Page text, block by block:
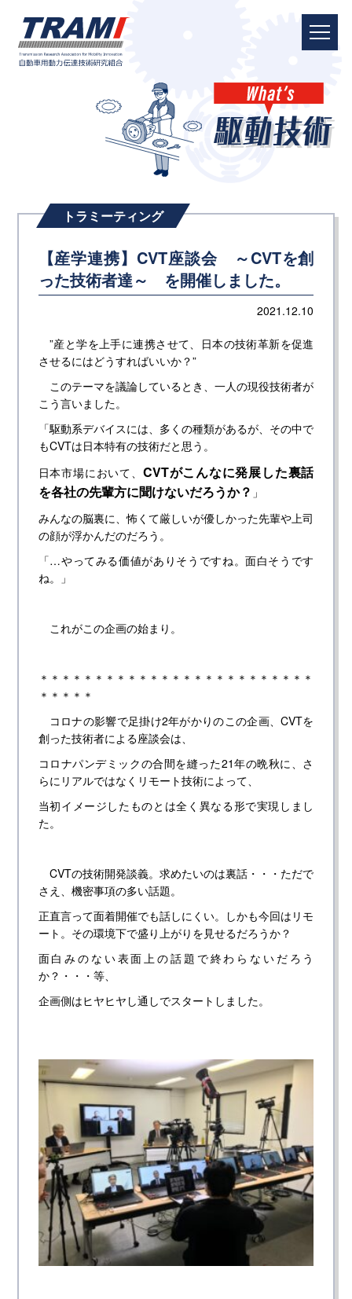
トラミーティング
【産学連携】CVT座談会 ～CVTを創
った技術者達～ を開催しました。
2021.12.10
”産と学を上手に連携させて、日本の技術革新を促進
させるにはどうすればいいか？”
このテーマを議論しているとき、一人の現役技術者が
こう言いました。
「駆動系デバイスには、多くの種類があるが、その中で
もCVTは日本特有の技術だと思う。
日本市場において、 CVTがこんなに発展した裏話
を各社の先輩方に聞けないだろうか？ 」
みんなの脳裏に、怖くて厳しいが優しかった先輩や上司
の顔が浮かんだのだろう。
「…やってみる価値がありそうですね。面白そうです
ね。」
これがこの企画の始まり。
＊＊＊＊＊＊＊＊＊＊＊＊＊＊＊＊＊＊＊＊＊＊＊＊＊
＊＊＊＊＊
コロナの影響で足掛け2年がかりのこの企画、CVTを
創った技術者による座談会は、
コロナパンデミックの合間を縫った21年の晩秋に、さ
らにリアルではなくリモート技術によって、
当初イメージしたものとは全く異なる形で実現しまし
た。
CVTの技術開発談義。求めたいのは裏話・・・ただで
さえ、機密事項の多い話題。
正直言って面着開催でも話しにくい。しかも今回はリモ
ート。その環境下で盛り上がりを見せるだろうか？
面白みのない表面上の話題で終わらないだろう
か？・・・等、
企画側はヒヤヒヤし通しでスタートしました。